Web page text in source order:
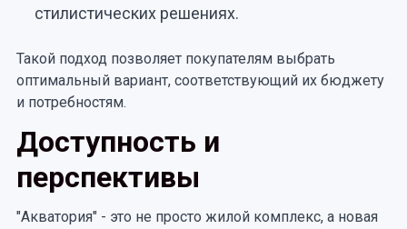
стилистических решениях.
Такой подход позволяет покупателям выбрать
оптимальный вариант, соответствующий их бюджету
и потребностям.
Доступность и
перспективы
"Акватория" - это не просто жилой комплекс, а новая